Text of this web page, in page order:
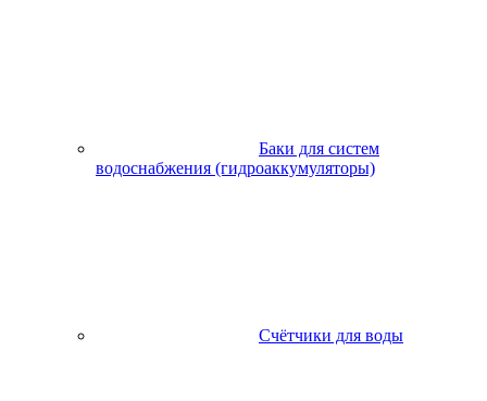
Баки для систем
водоснабжения (гидроаккумуляторы)
Счётчики для воды